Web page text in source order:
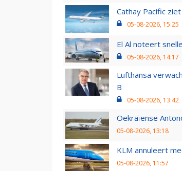
Cathay Pacific
05-08-2026, 15:25
El Al noteert
05-08-2026, 14:17
Lufthansa
B
05-08-2026, 13:42
Oekraïense
05-08-2026, 13:18
KLM annuleert
05-08-2026, 11:57